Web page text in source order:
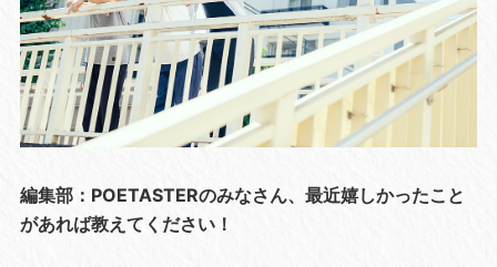
編集部：POETASTERのみなさん、最近嬉しかったこと
があれば教えてください！